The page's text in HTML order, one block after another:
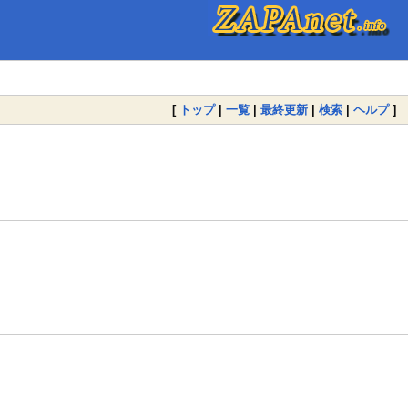
[ トップ| 一覧 | 最終更新 | 検索 | ヘルプ]